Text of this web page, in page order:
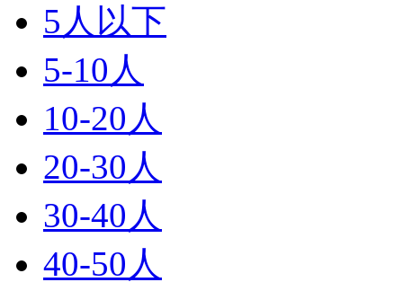
5人以下
5-10人
10-20人
20-30人
30-40人
40-50人